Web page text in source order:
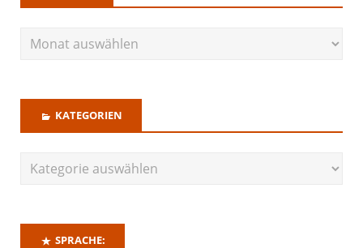
KATEGORIEN
SPRACHE: